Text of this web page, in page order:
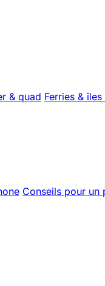
& quad Ferries &
Conseils pour un